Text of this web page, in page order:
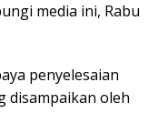
media ini, Rabu
penyelesaian
disampaikan oleh